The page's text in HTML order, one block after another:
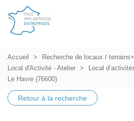
Accueil
Recherche de locaux / terrains+
Local d'Activité - Atelier
Local
Le Havre (76600)
Retour à la recherche